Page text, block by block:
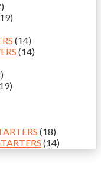
(14)
(14)
(18)
(14)